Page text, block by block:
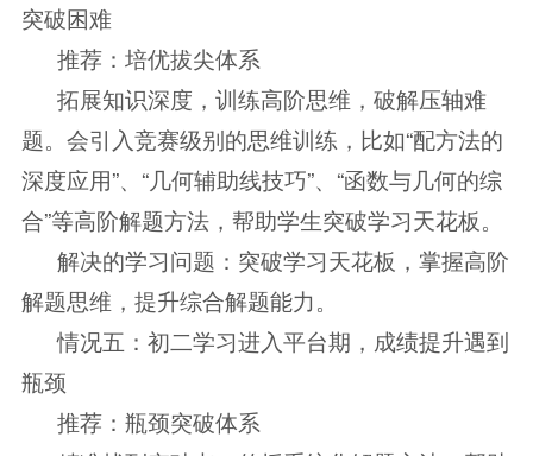
突破困难
推荐：培优拔尖体系
拓展知识深度，训练高阶思维，破解压轴难
题。会引入竞赛级别的思维训练，比如“配方法的
深度应用”、“几何辅助线技巧”、“函数与几何的综
合”等高阶解题方法，帮助学生突破学习天花板。
解决的学习问题：突破学习天花板，掌握高阶
解题思维，提升综合解题能力。
情况五：初二学习进入平台期，成绩提升遇到
瓶颈
推荐：瓶颈突破体系